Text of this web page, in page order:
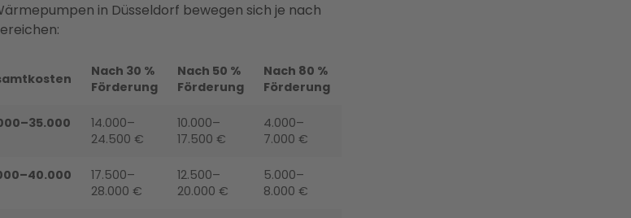
in Düsseldorf bewegen sich je nach
Nach 30 %
Förderung
Nach 50 %
Förderung
Nach 80 %
Förderung
14.000–
24.500 €
10.000–
17.500 €
4.000–
7.000 €
17.500–
28.000 €
12.500–
20.000 €
5.000–
8.000 €